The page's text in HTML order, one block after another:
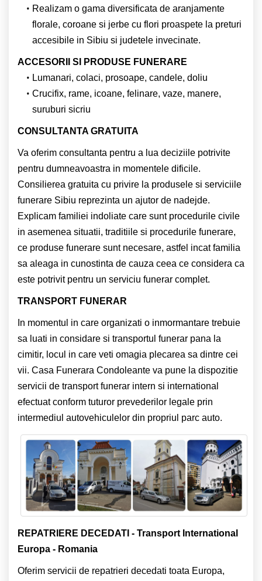
Realizam o gama diversificata de aranjamente
florale, coroane si jerbe cu flori proaspete la preturi
accesibile in Sibiu si judetele invecinate.
ACCESORII SI PRODUSE FUNERARE
Lumanari, colaci, prosoape, candele, doliu
Crucifix, rame, icoane, felinare, vaze, manere,
suruburi sicriu
CONSULTANTA GRATUITA
Va oferim consultanta pentru a lua deciziile potrivite
pentru dumneavoastra in momentele dificile.
Consilierea gratuita cu privire la produsele si serviciile
funerare Sibiu reprezinta un ajutor de nadejde.
Explicam familiei indoliate care sunt procedurile civile
in asemenea situatii, traditiile si procedurile funerare,
ce produse funerare sunt necesare, astfel incat familia
sa aleaga in cunostinta de cauza ceea ce considera ca
este potrivit pentru un serviciu funerar complet.
TRANSPORT FUNERAR
In momentul in care organizati o inmormantare trebuie
sa luati in considare si transportul funerar pana la
cimitir, locul in care veti omagia plecarea sa dintre cei
vii. Casa Funerara Condoleante va pune la dispozitie
servicii de transport funerar intern si international
efectuat conform tuturor prevederilor legale prin
intermediul autovehiculelor din propriul parc auto.
REPATRIERE DECEDATI - Transport International
Europa - Romania
Oferim servicii de repatrieri decedati toata Europa,